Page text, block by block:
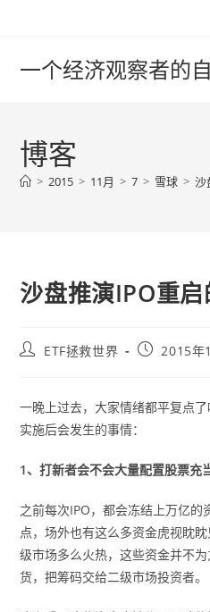
一个经济观察者的
博客
> 2015 > 11月 > 7 > 雪球 > 沙
沙盘推演IPO重
PostETF拯救世界
Post2015年
一晚上过去，大家情绪都平复点
实施后会发生的事情：
1、打新者会不会大量配置股票充
之前每次IPO，都会冻结上万亿
点，场外也有这么多资金虎视眈
级市场多么火热，这些资金并不
货，把筹码交给二级市场投资者。